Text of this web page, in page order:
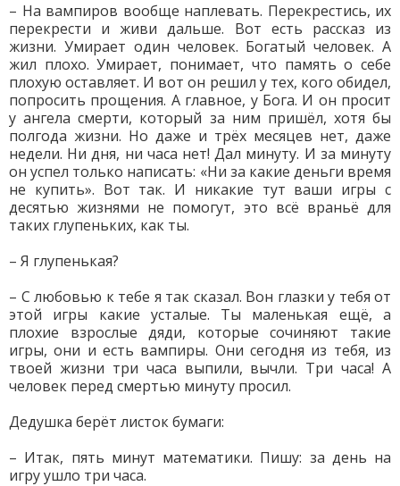
– На вампиров вообще наплевать. Перекрестись, их
перекрести и живи дальше. Вот есть рассказ из
жизни. Умирает один человек. Богатый человек. А
жил плохо. Умирает, понимает, что память о себе
плохую оставляет. И вот он решил у тех, кого обидел,
попросить прощения. А главное, у Бога. И он просит
у ангела смерти, который за ним пришёл, хотя бы
полгода жизни. Но даже и трёх месяцев нет, даже
недели. Ни дня, ни часа нет! Дал минуту. И за минуту
он успел только написать: «Ни за какие деньги время
не купить». Вот так. И никакие тут ваши игры с
десятью жизнями не помогут, это всё враньё для
таких глупеньких, как ты.
– Я глупенькая?
– С любовью к тебе я так сказал. Вон глазки у тебя от
этой игры какие усталые. Ты маленькая ещё, а
плохие взрослые дяди, которые сочиняют такие
игры, они и есть вампиры. Они сегодня из тебя, из
твоей жизни три часа выпили, вычли. Три часа! А
человек перед смертью минуту просил.
Дедушка берёт листок бумаги:
– Итак, пять минут математики. Пишу: за день на
игру ушло три часа.